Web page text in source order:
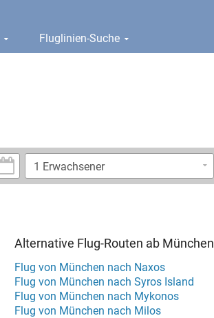
Fluglinien-Suche
Alternative Flug-Routen ab München
Flug von München nach Naxos
Flug von München nach Syros Island
Flug von München nach Mykonos
Flug von München nach Milos